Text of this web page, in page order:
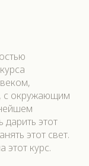
с окружающим
этот
этот свет.
этот курс.